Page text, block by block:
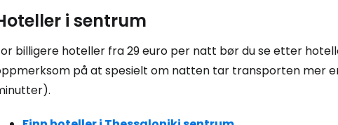
i sentrum
billigere hoteller fra 29 euro per natt bør du se etter
på at spesielt om natten tar transporten mer